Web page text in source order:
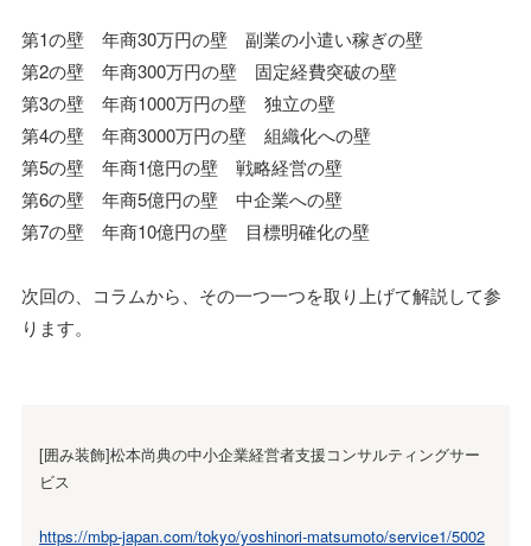
第1の壁 年商30万円の壁 副業の小遣い稼ぎの壁
第2の壁 年商300万円の壁 固定経費突破の壁
第3の壁 年商1000万円の壁 独立の壁
第4の壁 年商3000万円の壁 組織化への壁
第5の壁 年商1億円の壁 戦略経営の壁
第6の壁 年商5億円の壁 中企業への壁
第7の壁 年商10億円の壁 目標明確化の壁
次回の、コラムから、その一つ一つを取り上げて解説して参
ります。
[囲み装飾]松本尚典の中小企業経営者支援コンサルティングサー
ビス
https://mbp-japan.com/tokyo/yoshinori-matsumoto/service1/5002